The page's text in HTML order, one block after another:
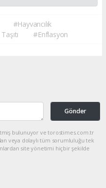
#Hayvancılık
#Enflasyon
Gönder
bulunuyor ve torostimes.com.tr
veya dolaylı tüm sorumluluğu tek
site yönetimi hiçbir şekilde